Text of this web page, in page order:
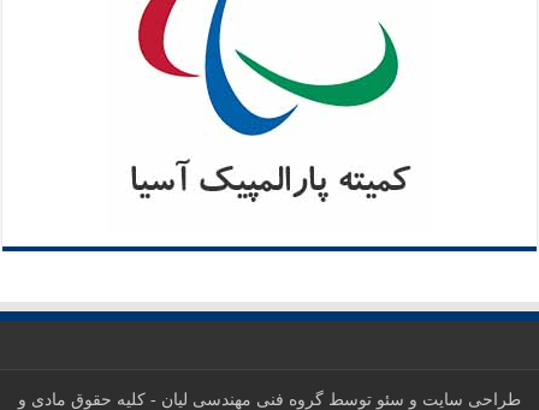
طراحی سایت و سئو توسط گروه فنی مهندسی لیان - کلیه حقوق مادی و